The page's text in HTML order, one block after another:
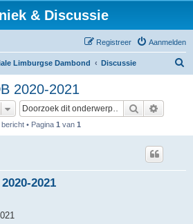
& Discussie
Aanmelden
Registreer
Limburgse Dambond Discussie
2020-2021
Zoek
bericht • Pagina 1 van 1
2021